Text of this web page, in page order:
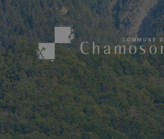
Présentation
Population